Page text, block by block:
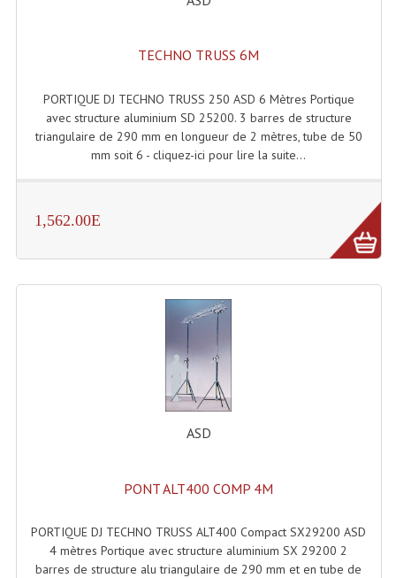
TECHNO TRUSS 6M
PORTIQUE DJ TECHNO TRUSS 250 ASD 6 Mètres Portique
avec structure aluminium SD 25200. 3 barres de structure
triangulaire de 290 mm en longueur de 2 mètres, tube de 50
mm soit 6 - cliquez-ici pour lire la suite...
1,562.00E
ASD
PONT ALT400 COMP 4M
PORTIQUE DJ TECHNO TRUSS ALT400 Compact SX29200 ASD
4 mètres Portique avec structure aluminium SX 29200 2
barres de structure alu triangulaire de 290 mm et en tube de